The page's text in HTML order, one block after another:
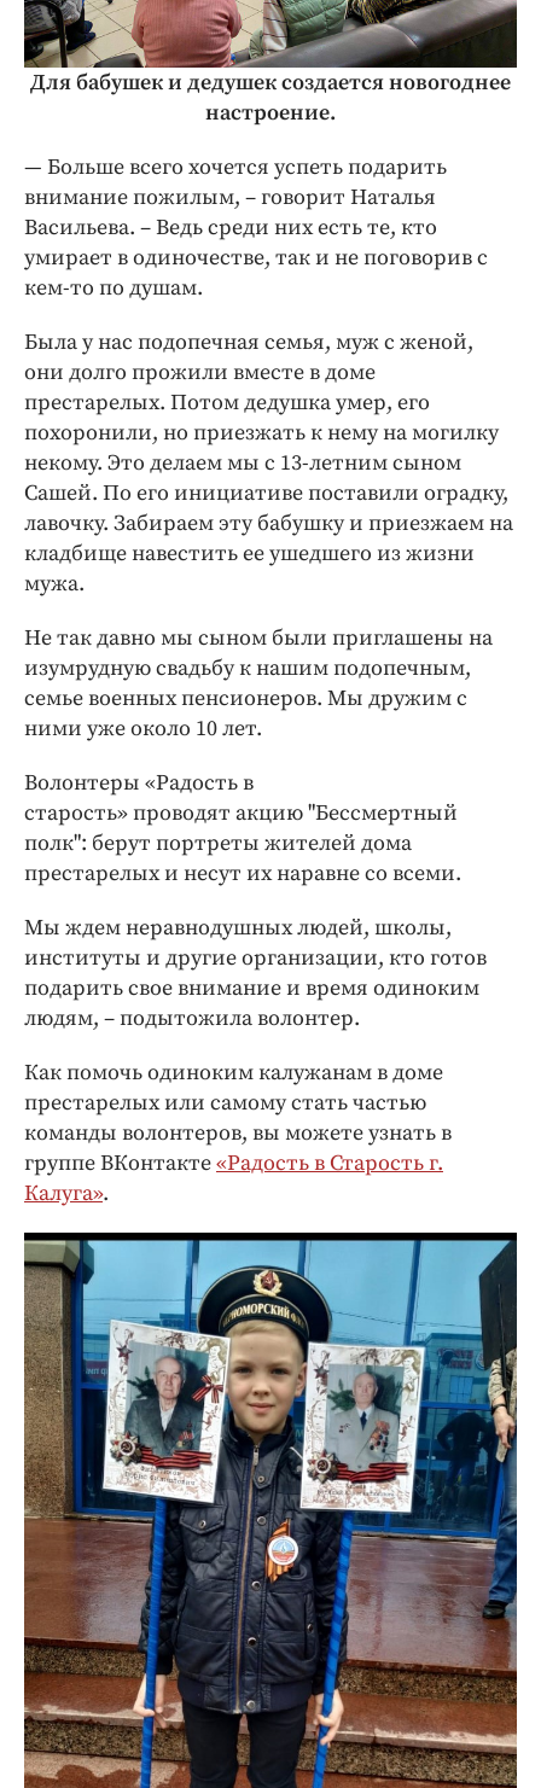
Для бабушек и дедушек создается новогоднее
настроение.
— Больше всего хочется успеть подарить
внимание пожилым, – говорит Наталья
Васильева. – Ведь среди них есть те, кто
умирает в одиночестве, так и не поговорив с
кем-то по душам.
Была у нас подопечная семья, муж с женой,
они долго прожили вместе в доме
престарелых. Потом дедушка умер, его
похоронили, но приезжать к нему на могилку
некому. Это делаем мы с 13-летним сыном
Сашей. По его инициативе поставили оградку,
лавочку. Забираем эту бабушку и приезжаем на
кладбище навестить ее ушедшего из жизни
мужа.
Не так давно мы сыном были приглашены на
изумрудную свадьбу к нашим подопечным,
семье военных пенсионеров. Мы дружим с
ними уже около 10 лет.
Волонтеры «Радость в
старость» проводят акцию "Бессмертный
полк": берут портреты жителей дома
престарелых и несут их наравне со всеми.
Мы ждем неравнодушных людей, школы,
институты и другие организации, кто готов
подарить свое внимание и время одиноким
людям, – подытожила волонтер.
Как помочь одиноким калужанам в доме
престарелых или самому стать частью
команды волонтеров, вы можете узнать в
группе ВКонтакте«Радость в Старость г.
Калуга».